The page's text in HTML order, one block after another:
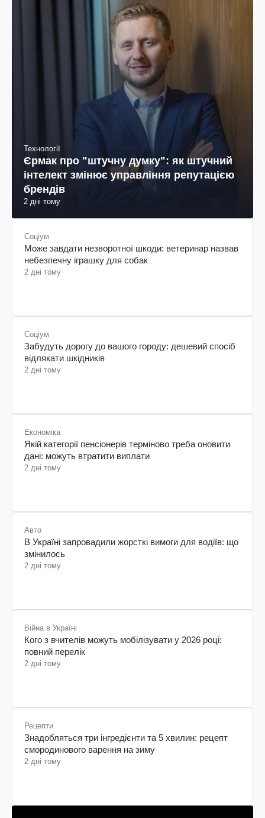
Технології
Єрмак про "штучну думку": як штучний
інтелект змінює управління репутацією
брендів
2 дні тому
Соціум
Може завдати незворотної шкоди: ветеринар назвав
небезпечну іграшку для собак
2 дні тому
Соціум
Забудуть дорогу до вашого городу: дешевий спосіб
відлякати шкідників
2 дні тому
Економіка
Якій категорії пенсіонерів терміново треба оновити
дані: можуть втратити виплати
2 дні тому
Авто
В Україні запровадили жорсткі вимоги для водіїв: що
змінилось
2 дні тому
Війна в Україні
Кого з вчителів можуть мобілізувати у 2026 році:
повний перелік
2 дні тому
Рецепти
Знадобляться три інгредієнти та 5 хвилин: рецепт
смородинового варення на зиму
2 дні тому